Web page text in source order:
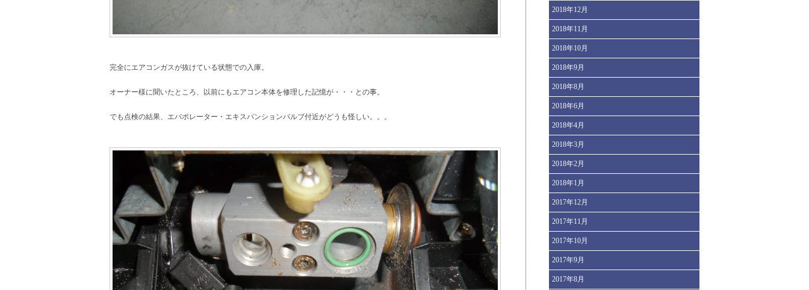
完全にエアコンガスが抜けている状態での入庫。
オーナー様に聞いたところ、以前にもエアコン本体を修理した記憶が・・・との事。
でも点検の結果、エバポレーター・エキスパンションバルブ付近がどうも怪しい。。。
2018年12月
2018年11月
2018年10月
2018年9月
2018年8月
2018年6月
2018年4月
2018年3月
2018年2月
2018年1月
2017年12月
2017年11月
2017年10月
2017年9月
2017年8月